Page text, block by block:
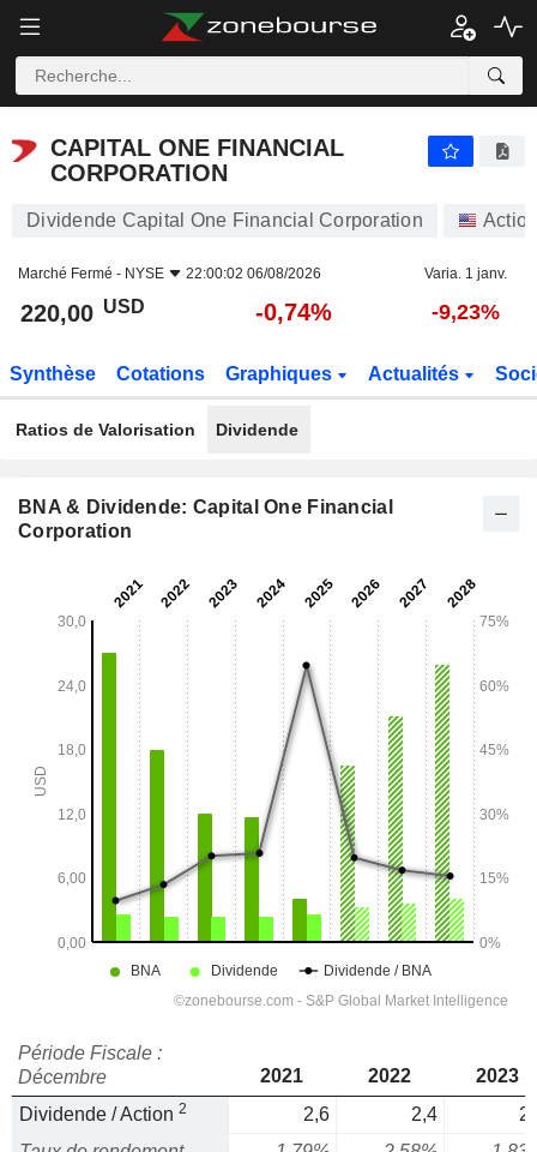
CAPITAL ONE FINANCIAL
CORPORATION
Dividende Capital One Financial Corporation
Marché Fermé - NYSE 22:00:02 06/08/2026 Varia. 1 janv.
220,00 USD -0,74% -9,23%
Synthèse Cotations Graphiques Actualités
Ratios de Valorisation Dividende
BNA & Dividende: Capital One Financial
Corporation
Période Fiscale :
Décembre
2021 2022
2023
Dividende / Action 2 2,6 2,4